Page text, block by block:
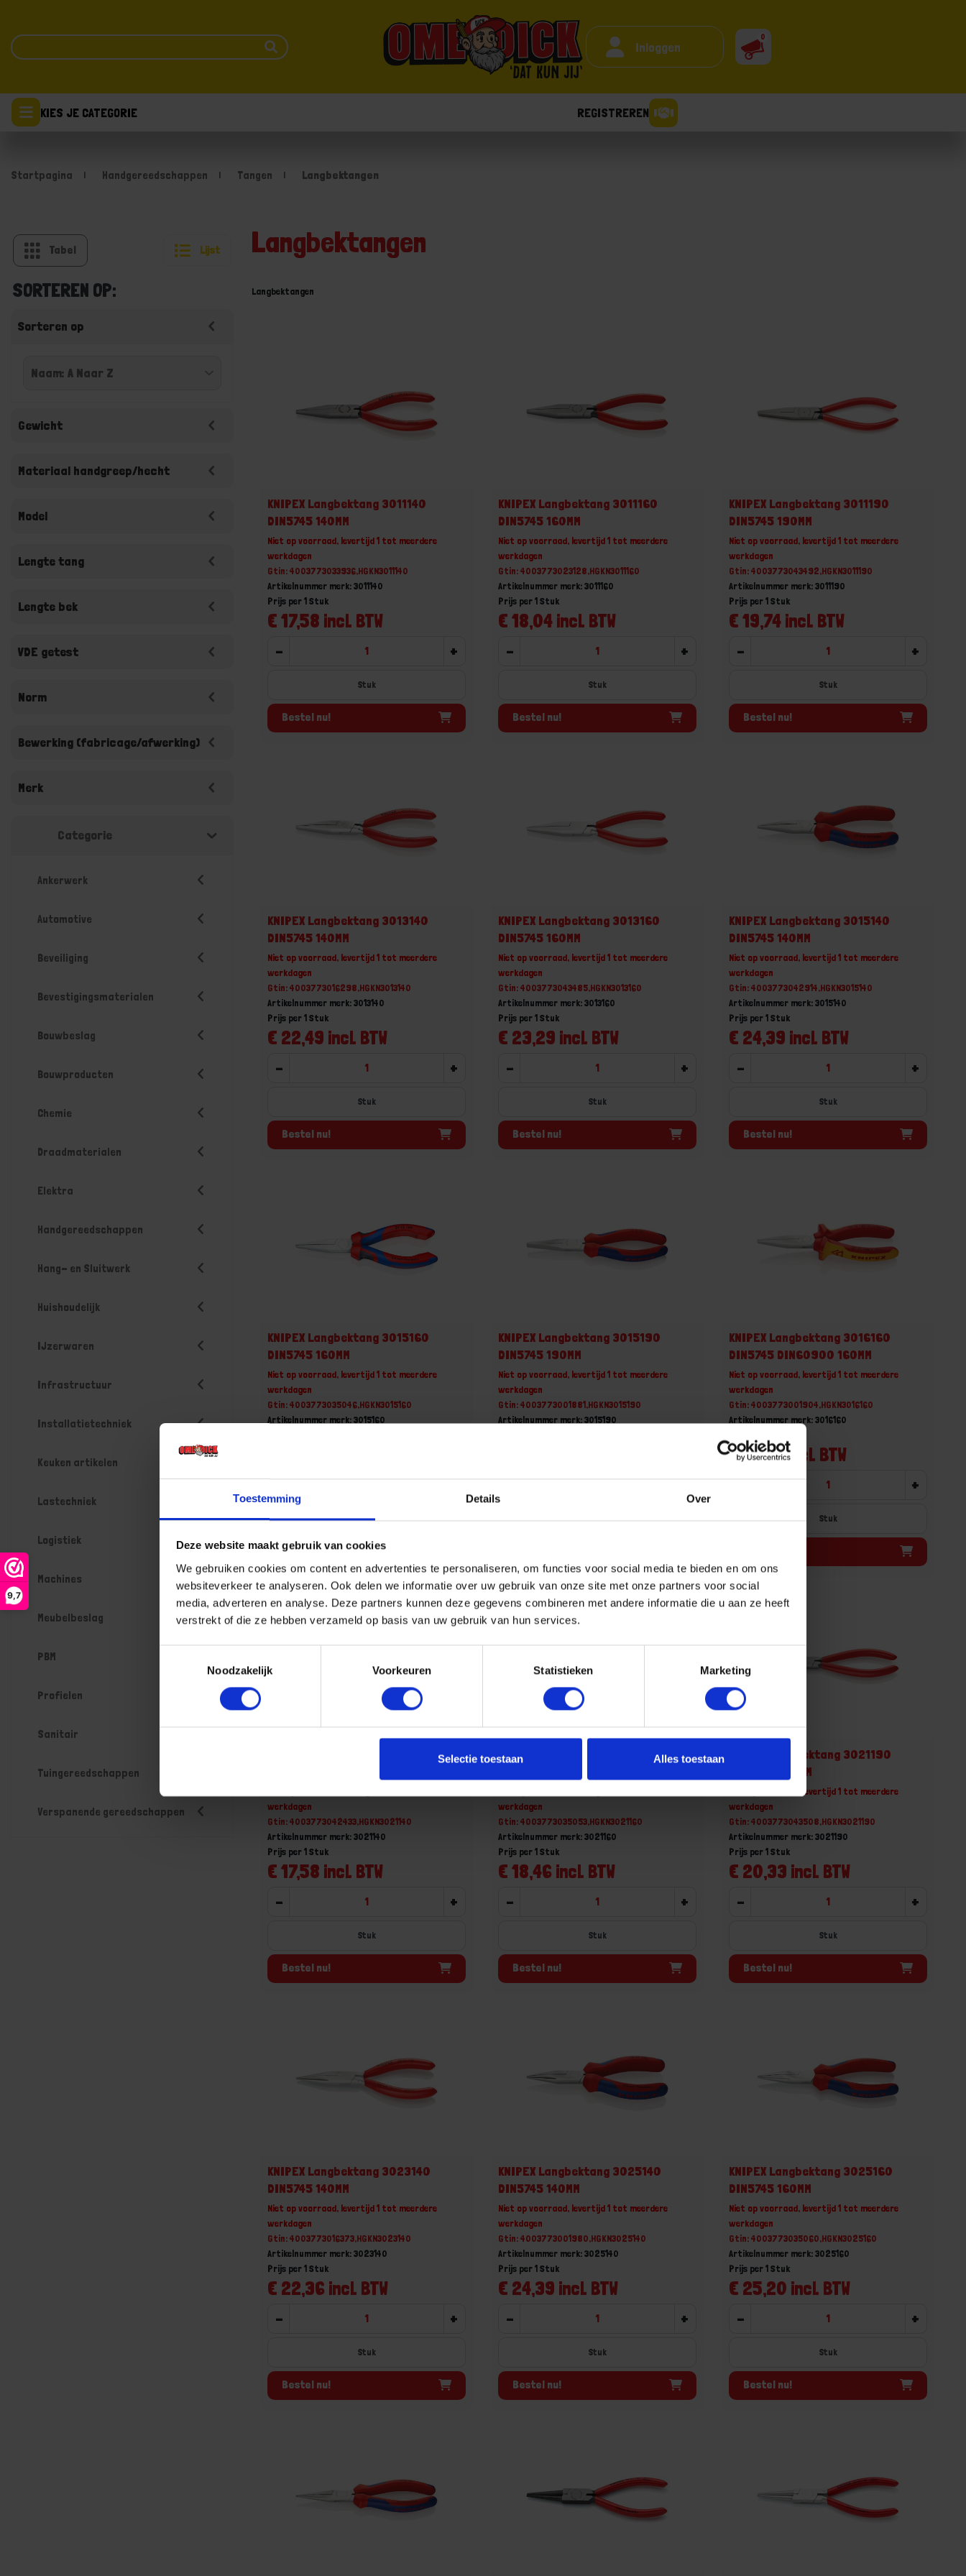
9,7
Toestemming Details Over
Deze website maakt gebruik van cookies
We gebruiken cookies om content en advertenties te personaliseren, om functies voor social media te bieden en om ons
websiteverkeer te analyseren. Ook delen we informatie over uw gebruik van onze site met onze partners voor social
media, adverteren en analyse. Deze partners kunnen deze gegevens combineren met andere informatie die u aan ze heeft
verstrekt of die ze hebben verzameld op basis van uw gebruik van hun services.
Noodzakelijk
Voorkeuren Statistieken Marketing
Selectie toestaan Alles toestaan
Inloggen
0
KIES JE CATEGORIE REGISTREREN
Startpagina Handgereedschappen Tangen Langbektangen
Tabel Lijst
SORTEREN OP:
Sorteren op
Gewicht
Materiaal handgreep/hecht
Model
Lengte tang
Lengte bek
VDE getest
Norm
Bewerking (fabricage/afwerking)
Merk
Categorie
Ankerwerk
Automotive
Beveiliging
Bevestigingsmaterialen
Bouwbeslag
Bouwproducten
Chemie
Draadmaterialen
Elektra
Handgereedschappen
Hang- en Sluitwerk
Huishoudelijk
IJzerwaren
Infrastructuur
Installatietechniek
Keuken artikelen
Lastechniek
Logistiek
Machines
Meubelbeslag
PBM
Profielen
Sanitair
Tuingereedschappen
Verspanende gereedschappen
Langbektangen
Langbektangen
KNIPEX Langbektang 3011140
DIN5745 140MM
Niet op voorraad, levertijd 1 tot meerdere
werkdagen
Gtin: 4003773033936,HGKN3011140
Artikelnummer merk: 3011140
€ 17,58 incl. BTW
Prijs per 1 Stuk
- +
Stuk
Bestel nu!
KNIPEX Langbektang 3011160
DIN5745 160MM
Niet op voorraad, levertijd 1 tot meerdere
werkdagen
Gtin: 4003773023128,HGKN3011160
Artikelnummer merk: 3011160
€ 18,04 incl. BTW
Prijs per 1 Stuk
- +
Stuk
Bestel nu!
KNIPEX Langbektang 3011190
DIN5745 190MM
Niet op voorraad, levertijd 1 tot meerdere
werkdagen
Gtin: 4003773043492,HGKN3011190
Artikelnummer merk: 3011190
€ 19,74 incl. BTW
Prijs per 1 Stuk
- +
Stuk
Bestel nu!
KNIPEX Langbektang 3013140
DIN5745 140MM
Niet op voorraad, levertijd 1 tot meerdere
werkdagen
Gtin: 4003773016298,HGKN3013140
Artikelnummer merk: 3013140
€ 22,49 incl. BTW
Prijs per 1 Stuk
- +
Stuk
Bestel nu!
KNIPEX Langbektang 3013160
DIN5745 160MM
Niet op voorraad, levertijd 1 tot meerdere
werkdagen
Gtin: 4003773043485,HGKN3013160
Artikelnummer merk: 3013160
€ 23,29 incl. BTW
Prijs per 1 Stuk
- +
Stuk
Bestel nu!
KNIPEX Langbektang 3015140
DIN5745 140MM
Niet op voorraad, levertijd 1 tot meerdere
werkdagen
Gtin: 4003773042914,HGKN3015140
Artikelnummer merk: 3015140
€ 24,39 incl. BTW
Prijs per 1 Stuk
- +
Stuk
Bestel nu!
KNIPEX Langbektang 3015160
DIN5745 160MM
Niet op voorraad, levertijd 1 tot meerdere
werkdagen
Gtin: 4003773035046,HGKN3015160
Artikelnummer merk: 3015160
- +
Stuk
Bestel nu!
KNIPEX Langbektang 3015190
DIN5745 190MM
Niet op voorraad, levertijd 1 tot meerdere
werkdagen
Gtin: 4003773001881,HGKN3015190
Artikelnummer merk: 3015190
- +
Stuk
KNIPEX Langbektang 3016160
DIN5745 DIN60900 160MM
Niet op voorraad, levertijd 1 tot meerdere
werkdagen
Gtin: 4003773001904,HGKN3016160
Artikelnummer merk: 3016160
€ 28,21 incl. BTW
- +
Stuk
werkdagen
Gtin: 4003773042433,HGKN3021140
Artikelnummer merk: 3021140
€ 17,58 incl. BTW
Prijs per 1 Stuk
- +
Stuk
Bestel nu!
KNIPEX Langbektang 3021160
werkdagen
Gtin: 4003773035053,HGKN3021160
Artikelnummer merk: 3021160
€ 18,46 incl. BTW
Prijs per 1 Stuk
- +
Stuk
Bestel nu!
KNIPEX Langbektang 3021190
DIN5745 190MM
Niet op voorraad, levertijd 1 tot meerdere
werkdagen
Gtin: 4003773043508,HGKN3021190
Artikelnummer merk: 3021190
€ 20,33 incl. BTW
Prijs per 1 Stuk
- +
Stuk
Bestel nu!
KNIPEX Langbektang 3023140
DIN5745 140MM
Niet op voorraad, levertijd 1 tot meerdere
werkdagen
Gtin: 4003773016373,HGKN3023140
Artikelnummer merk: 3023140
€ 22,36 incl. BTW
Prijs per 1 Stuk
- +
Stuk
Bestel nu!
KNIPEX Langbektang 3025140
DIN5745 140MM
Niet op voorraad, levertijd 1 tot meerdere
werkdagen
Gtin: 4003773001980,HGKN3025140
Artikelnummer merk: 3025140
€ 24,39 incl. BTW
Prijs per 1 Stuk
- +
Stuk
Bestel nu!
KNIPEX Langbektang 3025160
DIN5745 160MM
Niet op voorraad, levertijd 1 tot meerdere
werkdagen
Gtin: 4003773035060,HGKN3025160
Artikelnummer merk: 3025160
€ 25,20 incl. BTW
Prijs per 1 Stuk
- +
Stuk
Bestel nu!